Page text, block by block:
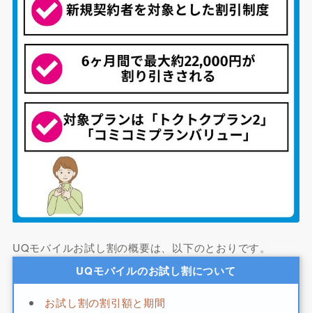
UQモバイルお試し割の概要は、以下のとおりです。
UQモバイルのお試し割について
お試し割の割引額と期間